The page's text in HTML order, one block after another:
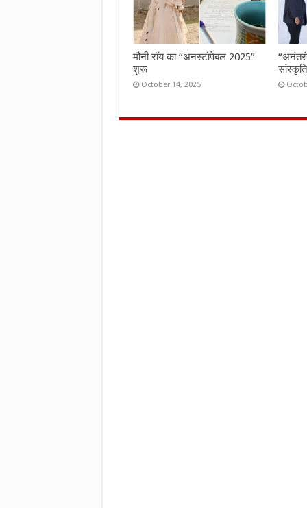
मौनी रॉय का “अनस्टॉपेबल 2025”
शुरू
October 14, 2025